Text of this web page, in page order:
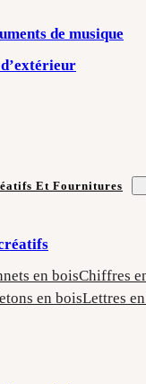
de musique
Et Fournitures
en boisChiffres
en boisLettres